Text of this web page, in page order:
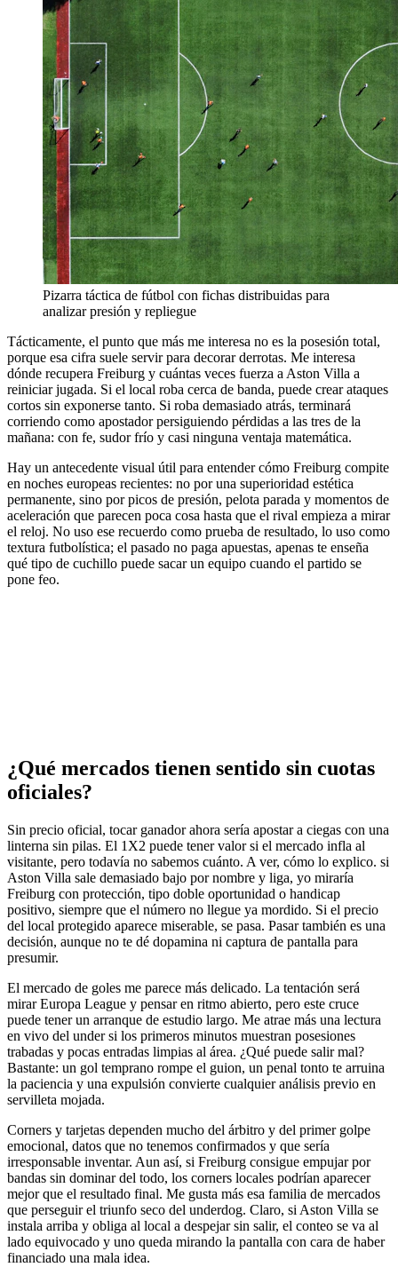
Pizarra táctica de fútbol con fichas distribuidas para
analizar presión y repliegue
Tácticamente, el punto que más me interesa no es la posesión total,
porque esa cifra suele servir para decorar derrotas. Me interesa
dónde recupera Freiburg y cuántas veces fuerza a Aston Villa a
reiniciar jugada. Si el local roba cerca de banda, puede crear ataques
cortos sin exponerse tanto. Si roba demasiado atrás, terminará
corriendo como apostador persiguiendo pérdidas a las tres de la
mañana: con fe, sudor frío y casi ninguna ventaja matemática.
Hay un antecedente visual útil para entender cómo Freiburg compite
en noches europeas recientes: no por una superioridad estética
permanente, sino por picos de presión, pelota parada y momentos de
aceleración que parecen poca cosa hasta que el rival empieza a mirar
el reloj. No uso ese recuerdo como prueba de resultado, lo uso como
textura futbolística; el pasado no paga apuestas, apenas te enseña
qué tipo de cuchillo puede sacar un equipo cuando el partido se
pone feo.
¿Qué mercados tienen sentido sin cuotas
oficiales?
Sin precio oficial, tocar ganador ahora sería apostar a ciegas con una
linterna sin pilas. El 1X2 puede tener valor si el mercado infla al
visitante, pero todavía no sabemos cuánto. A ver, cómo lo explico. si
Aston Villa sale demasiado bajo por nombre y liga, yo miraría
Freiburg con protección, tipo doble oportunidad o handicap
positivo, siempre que el número no llegue ya mordido. Si el precio
del local protegido aparece miserable, se pasa. Pasar también es una
decisión, aunque no te dé dopamina ni captura de pantalla para
presumir.
El mercado de goles me parece más delicado. La tentación será
mirar Europa League y pensar en ritmo abierto, pero este cruce
puede tener un arranque de estudio largo. Me atrae más una lectura
en vivo del under si los primeros minutos muestran posesiones
trabadas y pocas entradas limpias al área. ¿Qué puede salir mal?
Bastante: un gol temprano rompe el guion, un penal tonto te arruina
la paciencia y una expulsión convierte cualquier análisis previo en
servilleta mojada.
Corners y tarjetas dependen mucho del árbitro y del primer golpe
emocional, datos que no tenemos confirmados y que sería
irresponsable inventar. Aun así, si Freiburg consigue empujar por
bandas sin dominar del todo, los corners locales podrían aparecer
mejor que el resultado final. Me gusta más esa familia de mercados
que perseguir el triunfo seco del underdog. Claro, si Aston Villa se
instala arriba y obliga al local a despejar sin salir, el conteo se va al
lado equivocado y uno queda mirando la pantalla con cara de haber
financiado una mala idea.